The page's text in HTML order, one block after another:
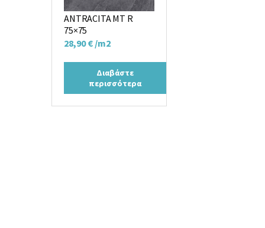
Πλακάκι MONTANA
ANTRACITA MT R
75×75
28,90€ /m2
Διαβάστε
περισσότερα